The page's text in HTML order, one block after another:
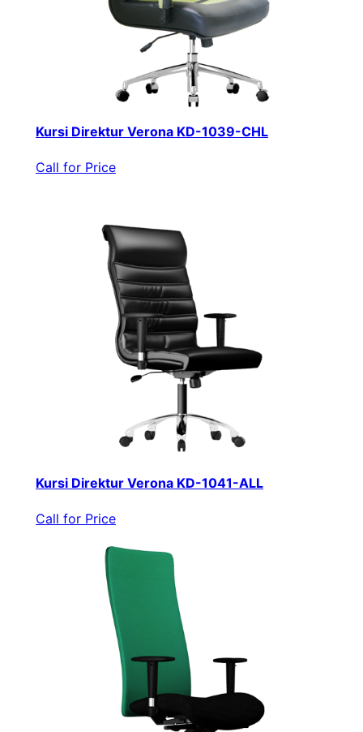
Kursi Direktur Verona KD-1039-CHL
Call for Price
Kursi Direktur Verona KD-1041-ALL
Call for Price